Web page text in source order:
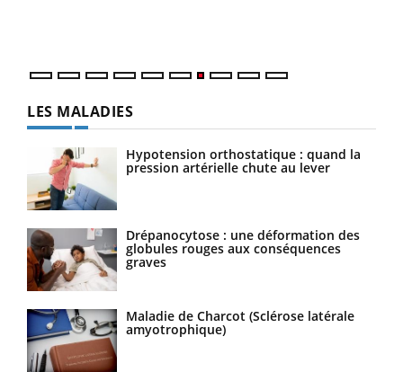
LES MALADIES
Hypotension orthostatique : quand la
pression artérielle chute au lever
Drépanocytose : une déformation des
globules rouges aux conséquences
graves
Maladie de Charcot (Sclérose latérale
amyotrophique)